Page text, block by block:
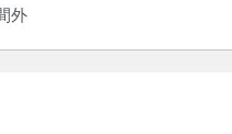
外